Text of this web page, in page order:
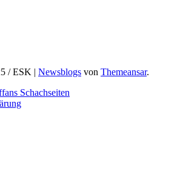
/ ESK Newsblogs von Themeansar.
Schachseiten